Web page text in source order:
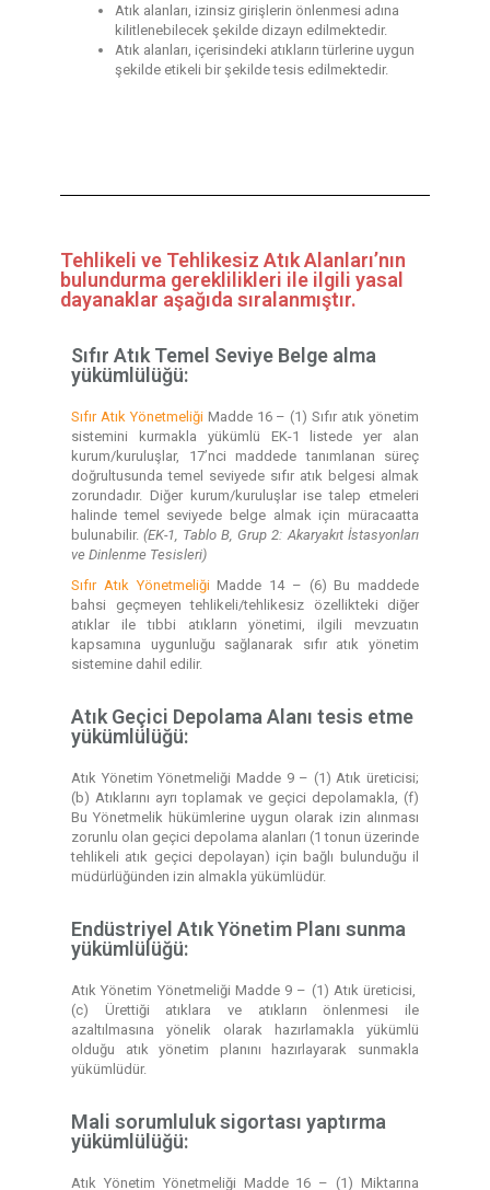
Atık alanları, izinsiz girişlerin önlenmesi adına
kilitlenebilecek şekilde dizayn edilmektedir.
Atık alanları, içerisindeki atıkların türlerine uygun
şekilde etikeli bir şekilde tesis edilmektedir.
Tehlikeli ve Tehlikesiz Atık Alanları’nın
bulundurma gereklilikleri ile ilgili yasal
dayanaklar aşağıda sıralanmıştır.
Sıfır Atık Temel Seviye Belge alma
yükümlülüğü:
Sıfır Atık Yönetmeliği Madde 16 – (1) Sıfır atık yönetim
sistemini kurmakla yükümlü EK-1 listede yer alan
kurum/kuruluşlar, 17’nci maddede tanımlanan süreç
doğrultusunda temel seviyede sıfır atık belgesi almak
zorundadır. Diğer kurum/kuruluşlar ise talep etmeleri
halinde temel seviyede belge almak için müracaatta
bulunabilir.(EK-1, Tablo B, Grup 2: Akaryakıt İstasyonları
ve Dinlenme Tesisleri)
Sıfır Atık YönetmeliğiMadde 14 – (6) Bu maddede
bahsi geçmeyen tehlikeli/tehlikesiz özellikteki diğer
atıklar ile tıbbi atıkların yönetimi, ilgili mevzuatın
kapsamına uygunluğu sağlanarak sıfır atık yönetim
sistemine dahil edilir.
Atık Geçici Depolama Alanı tesis etme
yükümlülüğü:
Atık Yönetim Yönetmeliği Madde 9 – (1) Atık üreticisi;
(b) Atıklarını ayrı toplamak ve geçici depolamakla, (f)
Bu Yönetmelik hükümlerine uygun olarak izin alınması
zorunlu olan geçici depolama alanları (1 tonun üzerinde
tehlikeli atık geçici depolayan) için bağlı bulunduğu il
müdürlüğünden izin almakla yükümlüdür.
Endüstriyel Atık Yönetim Planı sunma
yükümlülüğü:
Atık Yönetim Yönetmeliği Madde 9 – (1) Atık üreticisi,
(c) Ürettiği atıklara ve atıkların önlenmesi ile
azaltılmasına yönelik olarak hazırlamakla yükümlü
olduğu atık yönetim planını hazırlayarak sunmakla
yükümlüdür.
Mali sorumluluk sigortası yaptırma
yükümlülüğü:
Atık Yönetim Yönetmeliği Madde 16 – (1) Miktarına